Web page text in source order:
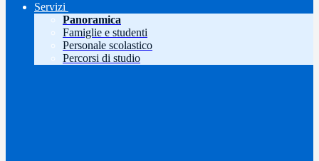
Servizi
Panoramica
Famiglie e studenti
Personale scolastico
Percorsi di studio